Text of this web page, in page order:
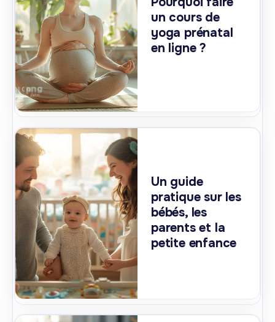
un cours de
yoga prénatal
en ligne ?
Un guide
pratique sur les
bébés, les
parents et la
petite enfance